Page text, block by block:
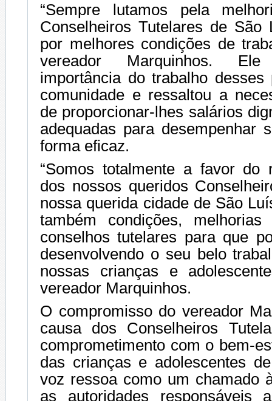
“Sempre lutamos pela
Conselheiros Tutelares de São
por melhores condições de
vereador Marquinhos.
importância do trabalho desses
comunidade e ressaltou a
de proporcionar-lhes salários
adequadas para desempenhar
forma eficaz.
“Somos totalmente a favor do
dos nossos queridos
nossa querida cidade de São
também condições, melhorias
conselhos tutelares para que
desenvolvendo o seu belo
nossas crianças e
vereador Marquinhos.
O compromisso do vereador
causa dos Conselheiros
comprometimento com o bem-
das crianças e adolescentes
voz ressoa como um chamado
as autoridades responsáveis